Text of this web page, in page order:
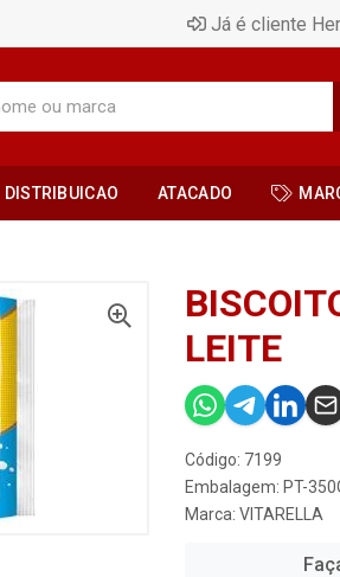
Já é cliente
DISTRIBUICAO ATACADO
LEITE
Código: 7199
Embalagem: PT-
Marca: VITARELLA